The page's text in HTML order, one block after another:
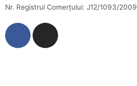
Nr. Registrul Comerţului: J12/1093/2009
F
I